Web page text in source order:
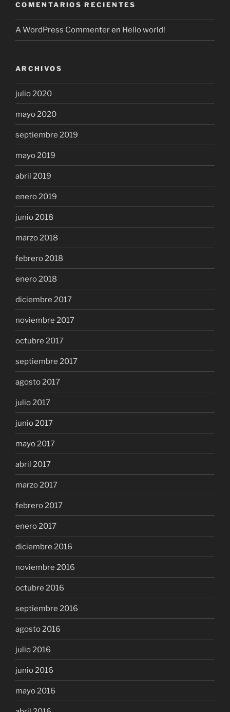
COMENTARIOS RECIENTES
A WordPress Commenteren Hello world!
ARCHIVOS
julio 2020
mayo 2020
septiembre 2019
mayo 2019
abril 2019
enero 2019
junio 2018
marzo 2018
febrero 2018
enero 2018
diciembre 2017
noviembre 2017
octubre 2017
septiembre 2017
agosto 2017
julio 2017
junio 2017
mayo 2017
abril 2017
marzo 2017
febrero 2017
enero 2017
diciembre 2016
noviembre 2016
octubre 2016
septiembre 2016
agosto 2016
julio 2016
junio 2016
mayo 2016